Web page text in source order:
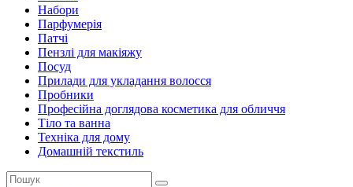
Набори
Парфумерія
Патчі
Пензлі для макіяжу
Посуд
Прилади для укладання волосся
Пробники
Професійна доглядова косметика для обличчя
Тіло та ванна
Техніка для дому
Домашній текстиль